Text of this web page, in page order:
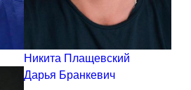
Никита Плащевский
Дарья Бранкевич